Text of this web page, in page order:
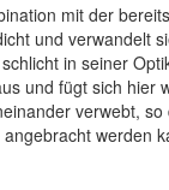
mit der
und verwandelt
in seiner
und fügt sich hier
verwebt,
werden